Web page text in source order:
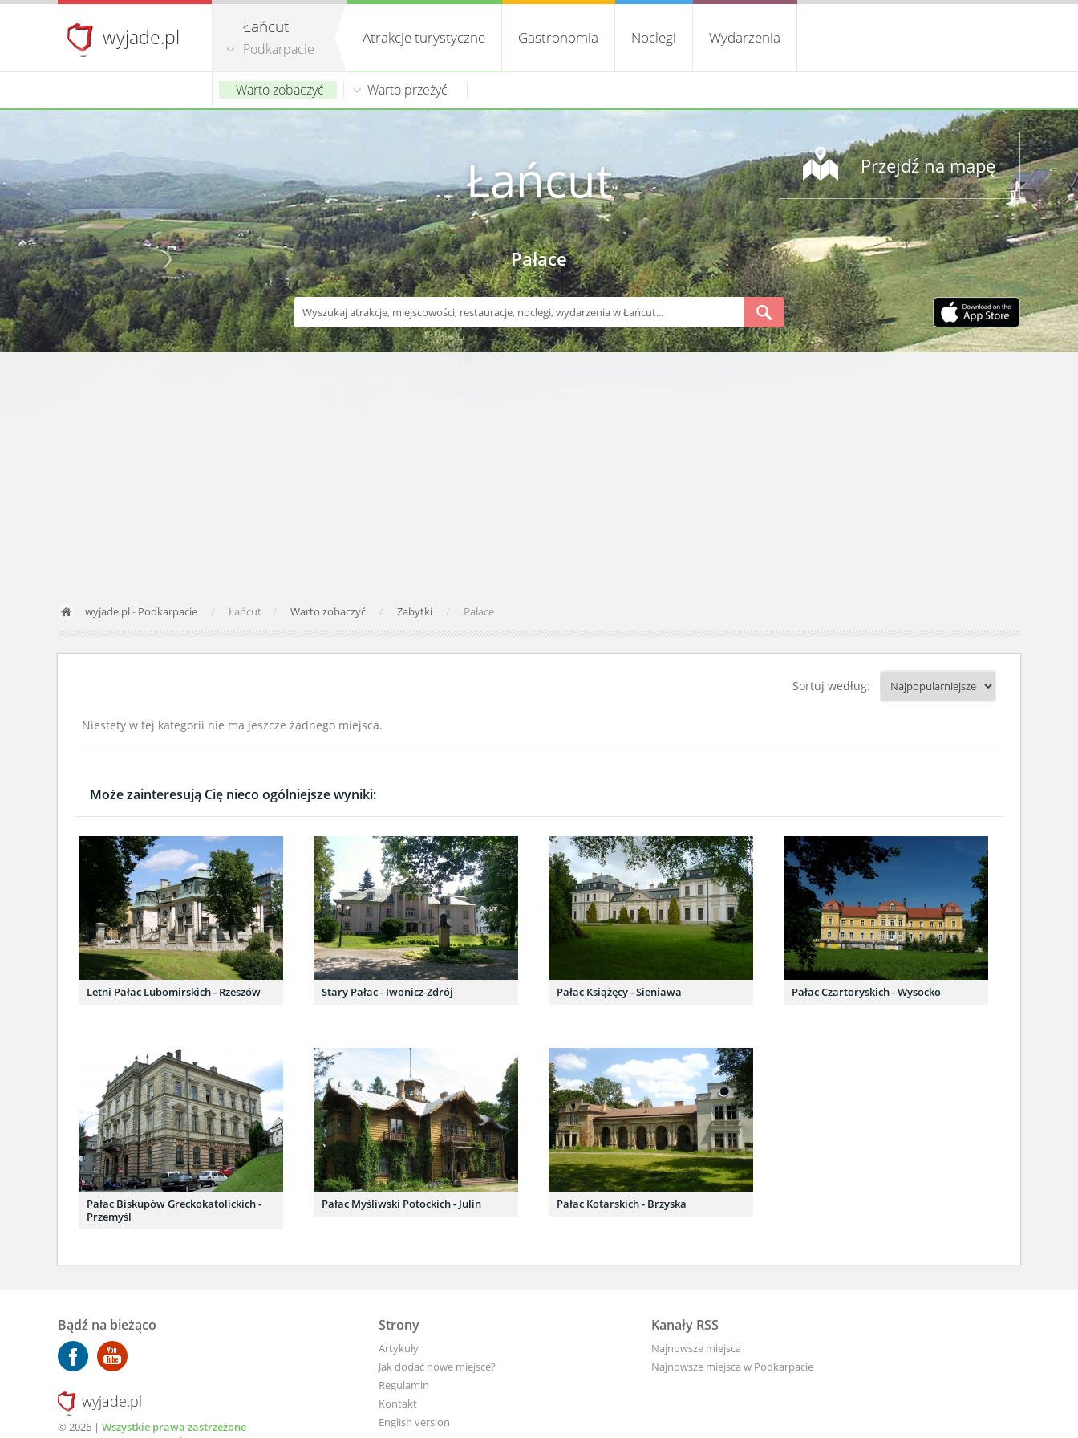
wyjade.pl Łańcut
Podkarpacie
Atrakcje turystyczne
Warto zobaczyć Warto przeżyć
Gastronomia Noclegi Wydarzenia
Łańcut
Pałace
Przejdź na mapę
wyjade.pl- Podkarpacie Łańcut Warto zobaczyć Zabytki Pałace
Sortuj według:
Niestety w tej kategorii nie ma jeszcze żadnego miejsca.
Może zainteresują Cię nieco ogólniejsze wyniki:
Letni Pałac Lubomirskich - Rzeszów Stary Pałac - Iwonicz-Zdrój Pałac Książęcy - Sieniawa Pałac Czartoryskich - Wysocko
Pałac Biskupów Greckokatolickich -
Przemyśl
Pałac Myśliwski Potockich - Julin Pałac Kotarskich - Brzyska
Bądź na bieżąco
wyjade.pl
© 2026 | Wszystkie prawa zastrzeżone
Strony
Artykuły
Jak dodać nowe miejsce?
Regulamin
Kontakt
English version
Kanały RSS
Najnowsze miejsca
Najnowsze miejsca w Podkarpacie